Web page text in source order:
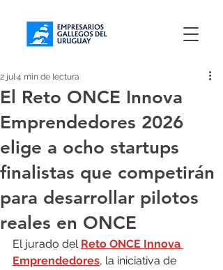
El Reto ONCE Innova
Emprendedores 2026
elige a ocho startups
finalistas que competirán
para desarrollar pilotos
reales en ONCE
2 jul4 min de lectura
El jurado del Reto ONCE Innova
Emprendedores, la iniciativa de